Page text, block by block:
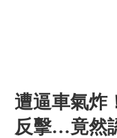
遭逼車氣炸
反擊…竟然